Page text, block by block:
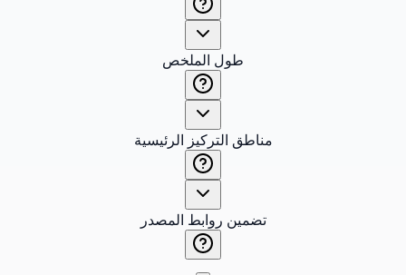
طول الملخص
مناطق التركيز الرئيسية
تضمين روابط المصدر